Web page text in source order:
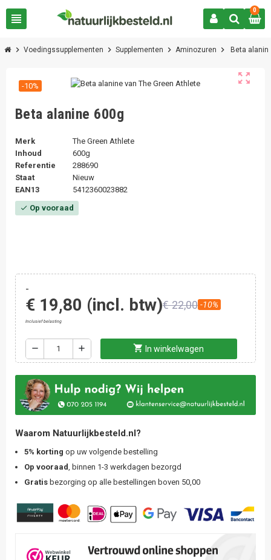
view_headline
0
chevron_right Voedingssupplementen chevron_right Supplementen chevron_right Aminozuren chevron_right Beta
zoom_out_map
-10%
Beta alanine 600g
Merk
The Green Athlete
Inhoud
600g
Referentie
288690
Staat
Nieuw
EAN13
5412360023882
check Op vooraad
-
€ 19,80 (incl. btw)€ 22,00 -10%
Inclusief belasting
remove add shopping_cart In winkelwagen
Waarom Natuurlijkbesteld.nl?
5% korting op uw volgende bestelling
Op vooraad
, binnen 1-3 werkdagen bezorgd
Gratis bezorging op alle bestellingen boven 50,00